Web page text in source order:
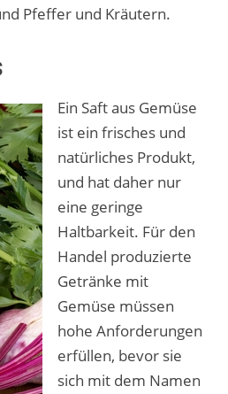
Pfeffer und Kräutern.
Ein Saft aus Gemüse
ist ein frisches und
natürliches Produkt,
und hat daher nur
eine geringe
Haltbarkeit. Für den
Handel produzierte
Getränke mit
Gemüse müssen
hohe Anforderungen
erfüllen, bevor sie
sich mit dem Namen